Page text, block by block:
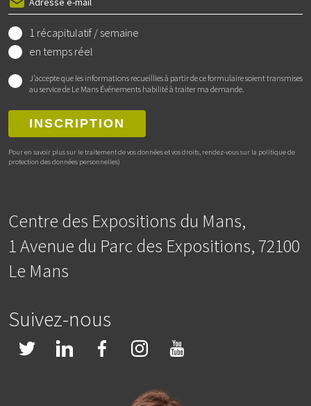
1 récapitulatif / semaine
en temps réel
J’accepte que les informations recueillies à partir de ce formulaire soient transmises
au service de Le Mans Événements habilité à traiter ma demande.
INSCRIPTION
Pour en savoir plus sur le traitement de vos données et vos droits, rendez-vous sur la politique de
protection des données personnelles)
Centre des Expositions du Mans,
1 Avenue du Parc des Expositions, 72100
Le Mans
Suivez-nous